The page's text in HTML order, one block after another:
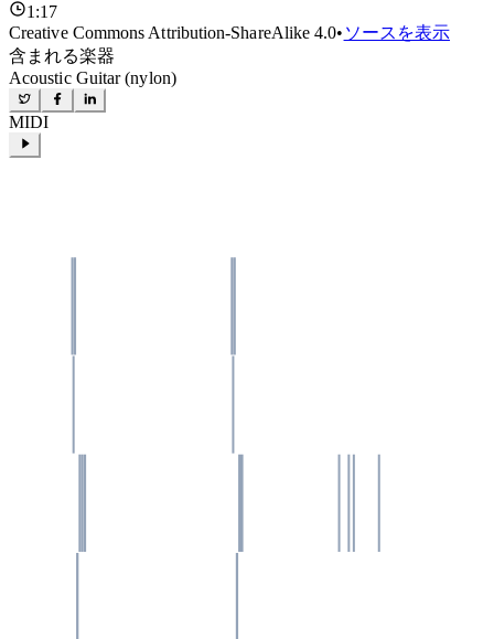
1 :17
Creative Commons Attribution-ShareAlike 4.0• ソースを表示
含まれる楽器
Acoustic Guitar (nylon)
MIDI